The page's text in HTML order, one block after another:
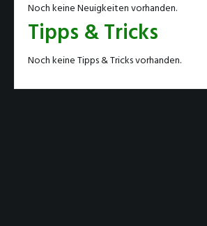
Noch keine Neuigkeiten vorhanden.
Tipps & Tricks
Noch keine Tipps & Tricks vorhanden.